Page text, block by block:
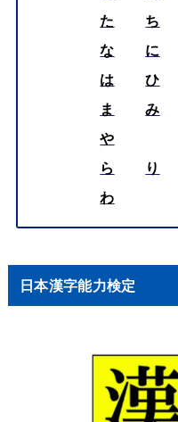
た
ち
な
に
は
ひ
ま
み
や
ら
り
わ
日本漢字能力検定